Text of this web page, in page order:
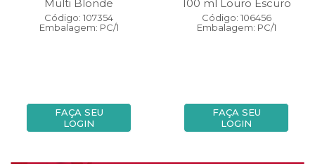
Multi Blonde
Código: 107354
Embalagem: PC/1
FAÇA SEU
LOGIN
100 ml Louro Escuro
Código: 106456
Embalagem: PC/1
FAÇA SEU
LOGIN